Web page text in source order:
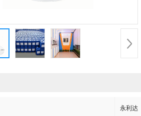
永利达